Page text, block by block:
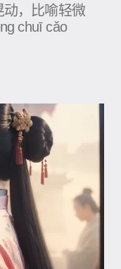
，比喻轻微
chuī cǎo